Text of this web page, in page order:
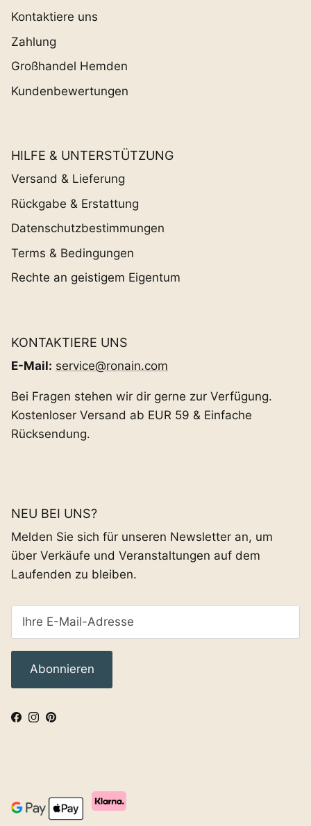
Kontaktiere uns
Zahlung
Großhandel Hemden
Kundenbewertungen
HILFE & UNTERSTÜTZUNG
Versand & Lieferung
Rückgabe & Erstattung
Datenschutzbestimmungen
Terms & Bedingungen
Rechte an geistigem Eigentum
KONTAKTIERE UNS
E-Mail: service@ronain.com
Bei Fragen stehen wir dir gerne zur Verfügung.
Kostenloser Versand ab EUR 59 & Einfache
Rücksendung.
NEU BEI UNS?
Melden Sie sich für unseren Newsletter an, um
über Verkäufe und Veranstaltungen auf dem
Laufenden zu bleiben.
Abonnieren
Facebook
Instagram
Pinterest